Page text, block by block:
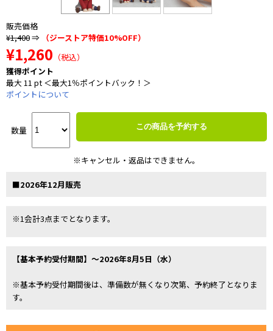
販売価格
¥1,400⇒ （ジーストア特価10%OFF）
¥1,260 （税込）
獲得ポイント
最大 11 pt ＜最大1％ポイントバック！＞
ポイントについて
数量 この商品を予約する
※キャンセル・返品はできません。
■2026年12月販売
※1会計3点までとなります。
【基本予約受付期間】～2026年8月5日（水）
※基本予約受付期間後は、準備数が無くなり次第、予約終了となりま
す。